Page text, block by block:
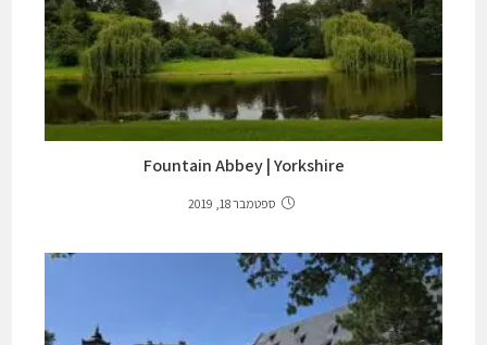
Fountain Abbey | Yorkshire
ספטמבר 18, 2019